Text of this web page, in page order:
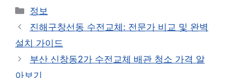
카
테
리
정보
진해구창선동 수전교체: 전문가 비교 및 완벽
설치 가이드
부산 신창동2가 수전교체 배관 청소 가격 알
아보기